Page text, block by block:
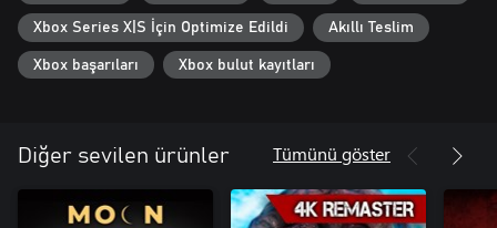
Xbox Series X|S İçin Optimize Edildi Akıllı Teslim
Xbox başarıları Xbox bulut kayıtları
Diğer sevilen ürünler Tümünü göster